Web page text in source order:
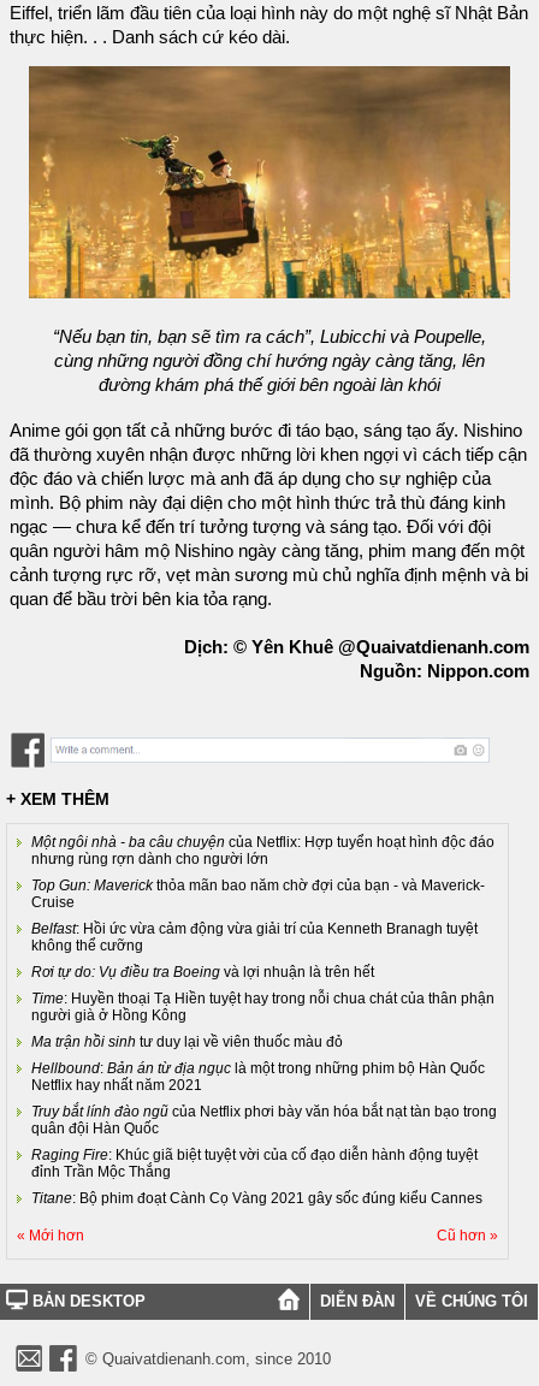
Eiffel, triển lãm đầu tiên của loại hình này do một nghệ sĩ Nhật Bản
thực hiện. . . Danh sách cứ kéo dài.
“Nếu bạn tin, bạn sẽ tìm ra cách”, Lubicchi và Poupelle,
cùng những người đồng chí hướng ngày càng tăng, lên
đường khám phá thế giới bên ngoài làn khói
Anime gói gọn tất cả những bước đi táo bạo, sáng tạo ấy. Nishino
đã thường xuyên nhận được những lời khen ngợi vì cách tiếp cận
độc đáo và chiến lược mà anh đã áp dụng cho sự nghiệp của
mình. Bộ phim này đại diện cho một hình thức trả thù đáng kinh
ngạc — chưa kể đến trí tưởng tượng và sáng tạo. Đối với đội
quân người hâm mộ Nishino ngày càng tăng, phim mang đến một
cảnh tượng rực rỡ, vẹt màn sương mù chủ nghĩa định mệnh và bi
quan để bầu trời bên kia tỏa rạng.
Dịch: © Yên Khuê @Quaivatdienanh.com
Nguồn: Nippon.com
+ XEM THÊM
Một ngôi nhà - ba câu chuyện của Netflix: Hợp tuyển hoạt hình độc đáo
nhưng rùng rợn dành cho người lớn
Top Gun: Maverickthỏa mãn bao năm chờ đợi của bạn - và Maverick-
Cruise
Belfast: Hồi ức vừa cảm động vừa giải trí của Kenneth Branagh tuyệt
không thể cưỡng
Rơi tự do: Vụ điều tra Boeing và lợi nhuận là trên hết
Time: Huyền thoại Tạ Hiền tuyệt hay trong nỗi chua chát của thân phận
người già ở Hồng Kông
Ma trận hồi sinh tư duy lại về viên thuốc màu đỏ
Hellbound: Bản án từ địa ngục là một trong những phim bộ Hàn Quốc
Netflix hay nhất năm 2021
Truy bắt lính đào ngũ của Netflix phơi bày văn hóa bắt nạt tàn bạo trong
quân đội Hàn Quốc
Raging Fire: Khúc giã biệt tuyệt vời của cố đạo diễn hành động tuyệt
đỉnh Trần Mộc Thắng
Titane: Bộ phim đoạt Cành Cọ Vàng 2021 gây sốc đúng kiểu Cannes
« Mới hơn Cũ hơn »
BẢN DESKTOP DIỄN ĐÀN VỀ CHÚNG TÔI
© Quaivatdienanh.com, since 2010